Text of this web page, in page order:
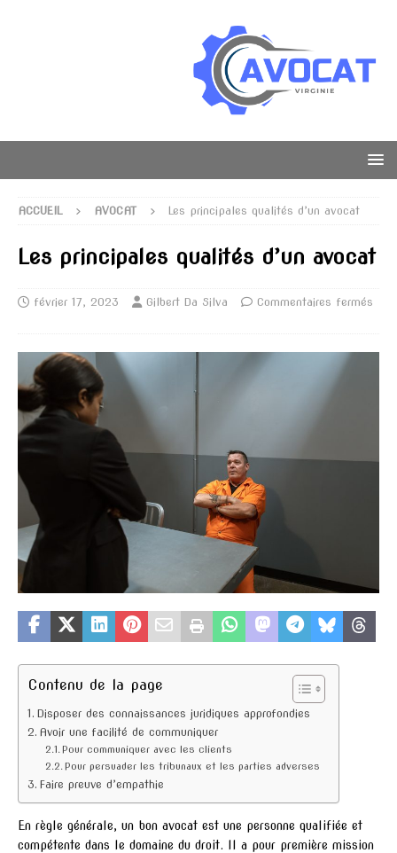
ACCUEIL AVOCAT Les principales qualités d’un avocat
Les principales qualités d’un avocat
février 17, 2023 Gilbert Da Silva Commentaires fermés
Contenu de la page
Disposer des connaissances juridiques approfondies
Avoir une facilité de communiquer
Pour communiquer avec les clients
Pour persuader les tribunaux et les parties adverses
Faire preuve d’empathie
En règle générale, un bon avocat est une personne qualifiée et
compétente dans le domaine du droit. Il a pour première mission